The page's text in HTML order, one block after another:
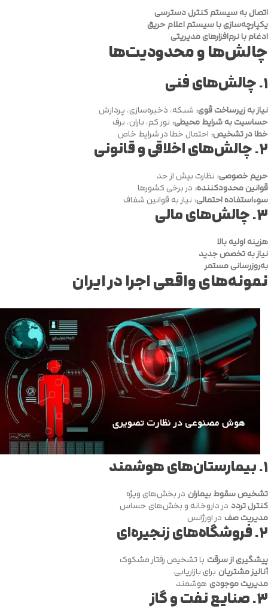
اتصال به سیستم کنترل دسترسی
یکپارچه‌سازی با سیستم اعلام حریق
ادغام با نرم‌افزارهای مدیریتی
چالش‌ها و محدودیت‌ها
۱. چالش‌های فنی
نیاز به زیرساخت قوی: شبکه، ذخیره‌سازی، پردازش
حساسیت به شرایط محیطی: نور کم، باران، برف
خطا در تشخیص: احتمال خطا در شرایط خاص
۲. چالش‌های اخلاقی و قانونی
حریم خصوصی: نظارت بیش از حد
قوانین محدودکننده: در برخی کشورها
سوءاستفاده احتمالی: نیاز به قوانین شفاف
۳. چالش‌های مالی
هزینه اولیه بالا
نیاز به تخصص جدید
به‌روزرسانی مستمر
نمونه‌های واقعی اجرا در ایران
۱. بیمارستان‌های هوشمند
تشخیص سقوط بیماران در بخش‌های ویژه
کنترل تردد در داروخانه و بخش‌های حساس
مدیریت صف در اورژانس
۲. فروشگاه‌های زنجیره‌ای
پیشگیری از سرقت با تشخیص رفتار مشکوک
آنالیز مشتریان برای بازاریابی
مدیریت موجودی هوشمند
۳. صنایع نفت و گاز